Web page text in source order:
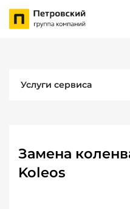
Услуги сервиса
Замена
Koleos